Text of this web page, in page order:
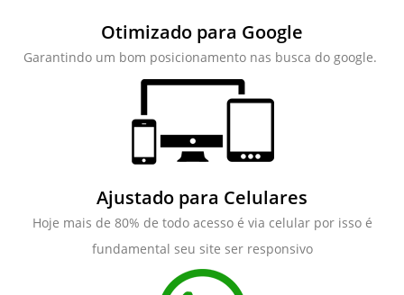
Otimizado para Google
Garantindo um bom posicionamento nas busca do google.
Ajustado para Celulares
Hoje mais de 80% de todo acesso é via celular por isso é
fundamental seu site ser responsivo